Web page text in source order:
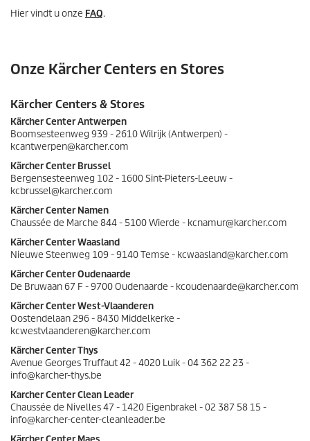
Hier vindt u onze FAQ.
Onze Kärcher Centers en Stores
Kärcher Centers & Stores
Kärcher Center Antwerpen
Boomsesteenweg 939 - 2610 Wilrijk (Antwerpen) -
kcantwerpen@karcher.com
Kärcher Center Brussel
Bergensesteenweg 102 - 1600 Sint-Pieters-Leeuw -
kcbrussel@karcher.com
Kärcher Center Namen
Chaussée de Marche 844 - 5100 Wierde - kcnamur@karcher.com
Kärcher Center Waasland
Nieuwe Steenweg 109 - 9140 Temse - kcwaasland@karcher.com
Kärcher Center Oudenaarde
De Bruwaan 67 F - 9700 Oudenaarde - kcoudenaarde@karcher.com
Kärcher Center West-Vlaanderen
Oostendelaan 296 - 8430 Middelkerke -
kcwestvlaanderen@karcher.com
Kärcher Center Thys
Avenue Georges Truffaut 42 - 4020 Luik - 04 362 22 23 -
info@karcher-thys.be
Karcher Center Clean Leader
Chaussée de Nivelles 47 - 1420 Eigenbrakel - 02 387 58 15 -
info@karcher-center-cleanleader.be